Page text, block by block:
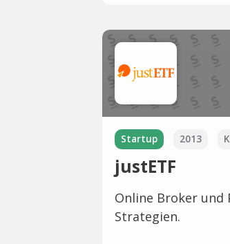
Startup 2013
justETF
Online Broker und
Strategien.